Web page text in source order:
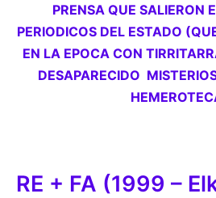
PRENSA QUE SALIERON
PERIODICOS DEL ESTADO
EN LA EPOCA CON
DESAPARECIDO
RE + FA (1999 –